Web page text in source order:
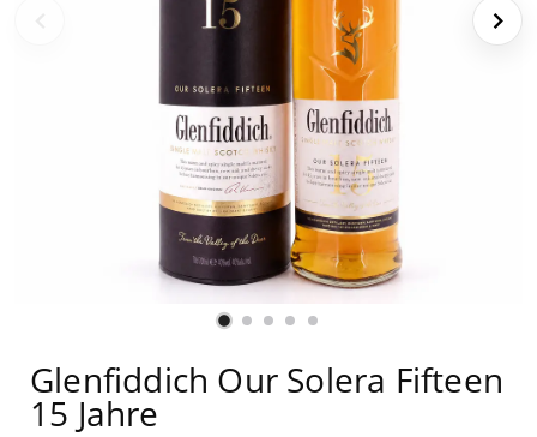
Glenfiddich Our Solera Fifteen
15 Jahre